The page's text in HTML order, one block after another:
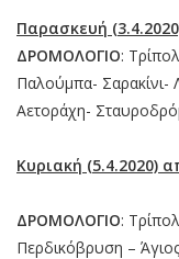
Παρασκευή
ΔΡΟΜΟΛΟΓΙΟ:
Παλούμπα- Σαρακίνι-
Αετοράχη-
Κυριακή (5.4.2020)
ΔΡΟΜΟΛΟΓΙΟ:
Περδικόβρυση –